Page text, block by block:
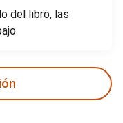
del libro, las